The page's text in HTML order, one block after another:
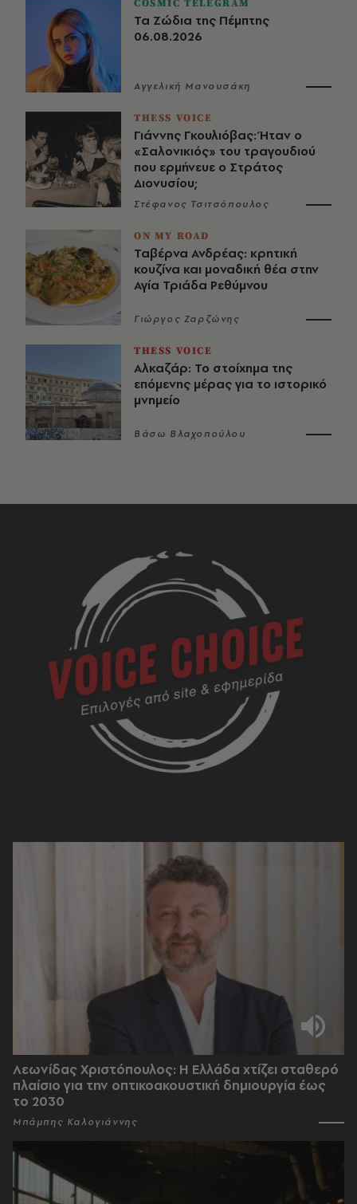
COSMIC TELEGRAM
Τα Ζώδια της Πέμπτης
06.08.2026
Αγγελική Μανουσάκη
THESS VOICE
Γιάννης Γκουλιόβας: Ήταν ο
«Σαλονικιός» του τραγουδιού
που ερμήνευε ο Στράτος
Διονυσίου;
Στέφανος Τσιτσόπουλος
ON MY ROAD
Ταβέρνα Ανδρέας: κρητική
κουζίνα και μοναδική θέα στην
Αγία Τριάδα Ρεθύμνου
Γιώργος Ζαρζώνης
THESS VOICE
Αλκαζάρ: Το στοίχημα της
επόμενης μέρας για το ιστορικό
μνημείο
Βάσω Βλαχοπούλου
Λεωνίδας Χριστόπουλος: Η Ελλάδα χτίζει σταθερό
πλαίσιο για την οπτικοακουστική δημιουργία έως
το 2030
Μπάμπης Καλογιάννης